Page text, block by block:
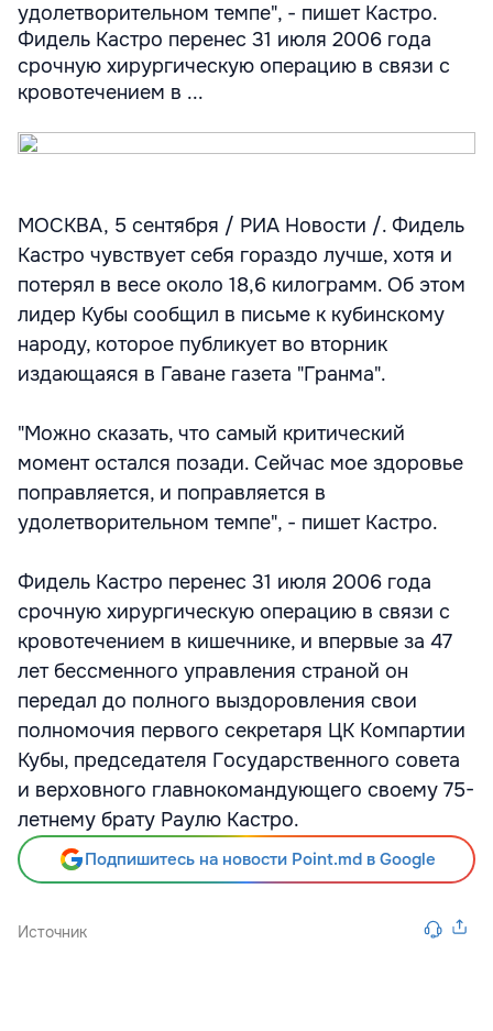
удолетворительном темпе", - пишет Кастро.
Фидель Кастро перенес 31 июля 2006 года
срочную хирургическую операцию в связи с
кровотечением в ...
МОСКВА, 5 сентября / РИА Новости /. Фидель
Кастро чувствует себя гораздо лучше, хотя и
потерял в весе около 18,6 килограмм. Об этом
лидер Кубы сообщил в письме к кубинскому
народу, которое публикует во вторник
издающаяся в Гаване газета "Гранма".
"Можно сказать, что самый критический
момент остался позади. Сейчас мое здоровье
поправляется, и поправляется в
удолетворительном темпе", - пишет Кастро.
Фидель Кастро перенес 31 июля 2006 года
срочную хирургическую операцию в связи с
кровотечением в кишечнике, и впервые за 47
лет бессменного управления страной он
передал до полного выздоровления свои
полномочия первого секретаря ЦК Компартии
Кубы, председателя Государственного совета
и верховного главнокомандующего своему 75-
летнему брату Раулю Кастро.
Подпишитесь на новости Point.md в Google
Источник